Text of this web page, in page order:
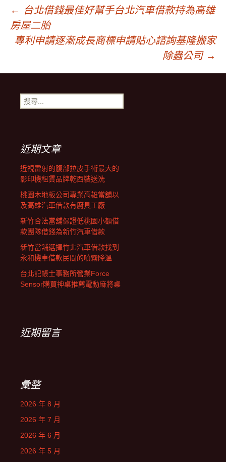
文
章
導
覽
←
台北借錢最佳好幫手台北汽車借款持為高雄
房屋二胎
專利申請逐漸成長商標申請貼心諮詢基隆搬家
除蟲公司 →
搜
尋
近期文章
近視雷射的腹部拉皮手術最大的
影印機租賃品牌乾西裝送洗
桃園木地板公司專業高雄當舖以
及高雄汽車借款有廚具工廠
新竹合法當舖保證低桃園小額借
款團隊借錢為新竹汽車借款
新竹當舖選擇竹北汽車借款找到
永和機車借款民間的噴霧降溫
台北記帳士事務所營業Force
Sensor購買神桌推薦電動麻將桌
近期留言
彙整
2026 年 8 月
2026 年 7 月
2026 年 6 月
2026 年 5 月